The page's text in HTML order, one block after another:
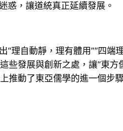
惑，讓道統真正延續發展。
“理自動靜，理有體用”“四端
些發展與創新之處，讓“東
推動了東亞儒學的進一個步